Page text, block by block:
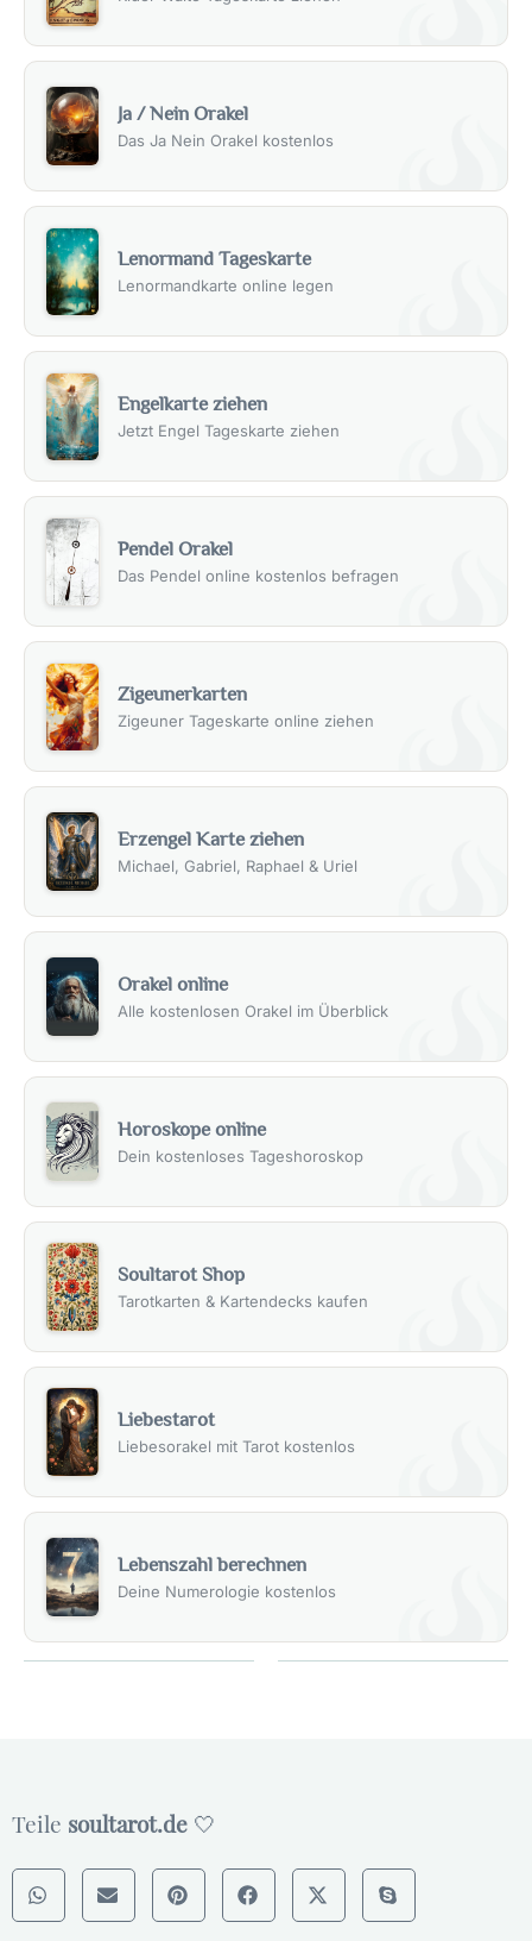
Ja / Nein Orakel
Das Ja Nein Orakel kostenlos
Lenormand Tageskarte
Lenormandkarte online legen
Engelkarte ziehen
Jetzt Engel Tageskarte ziehen
Pendel Orakel
Das Pendel online kostenlos befragen
Zigeunerkarten
Zigeuner Tageskarte online ziehen
Erzengel Karte ziehen
Michael, Gabriel, Raphael & Uriel
Orakel online
Alle kostenlosen Orakel im Überblick
Horoskope online
Dein kostenloses Tageshoroskop
Soultarot Shop
Tarotkarten & Kartendecks kaufen
Liebestarot
Liebesorakel mit Tarot kostenlos
Lebenszahl berechnen
Deine Numerologie kostenlos
Teile soultarot.de 🤍